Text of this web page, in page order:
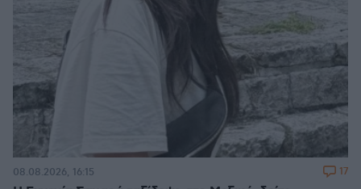
08.08.2026, 16:15 17